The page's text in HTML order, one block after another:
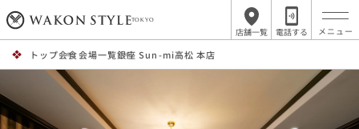
TOKYO
店舗一覧 電話する
トップ会食会場一覧銀座 Sun-mi高松 本店